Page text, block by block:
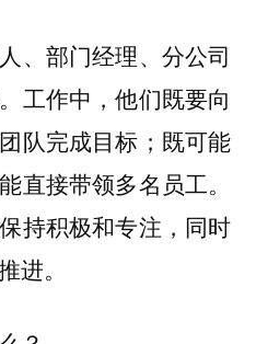
、部门经理、分公司
工作中，他们既要向
队完成目标；既可能
直接带领多名员工。
持积极和专注，同时
进。